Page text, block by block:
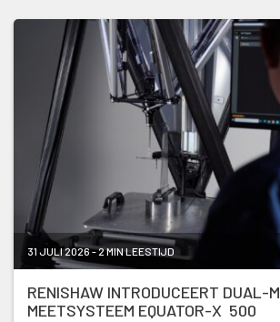
31 JULI 2026 - 2 MIN LEESTIJD
RENISHAW INTRODUCEERT DUAL-
MEETSYSTEEM EQUATOR-X 500